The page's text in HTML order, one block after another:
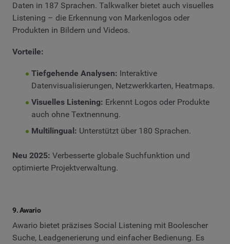
Daten in 187 Sprachen. Talkwalker bietet auch visuelles
Listening – die Erkennung von Markenlogos oder
Produkten in Bildern und Videos.
Vorteile:
Tiefgehende Analysen: Interaktive
Datenvisualisierungen, Netzwerkkarten, Heatmaps.
Visuelles Listening: Erkennt Logos oder Produkte
auch ohne Textnennung.
Multilingual: Unterstützt über 180 Sprachen.
Neu 2025: Verbesserte globale Suchfunktion und
optimierte Projektverwaltung.
9. Awario
Awario bietet präzises Social Listening mit Boolescher
Suche, Leadgenerierung und einfacher Bedienung. Es